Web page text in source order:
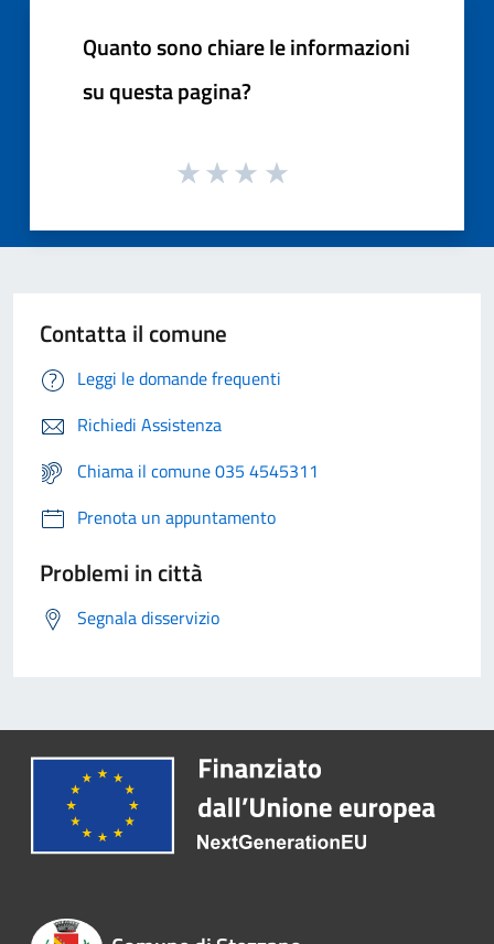
Quanto sono chiare le informazioni
su questa pagina?
Contatta il comune
Leggi le domande frequenti
Richiedi Assistenza
Chiama il comune 035 4545311
Prenota un appuntamento
Problemi in città
Segnala disservizio